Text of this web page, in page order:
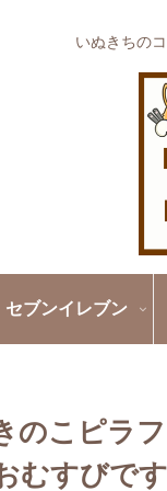
いぬきちの
セブンイレブン
こピラ
むすびで